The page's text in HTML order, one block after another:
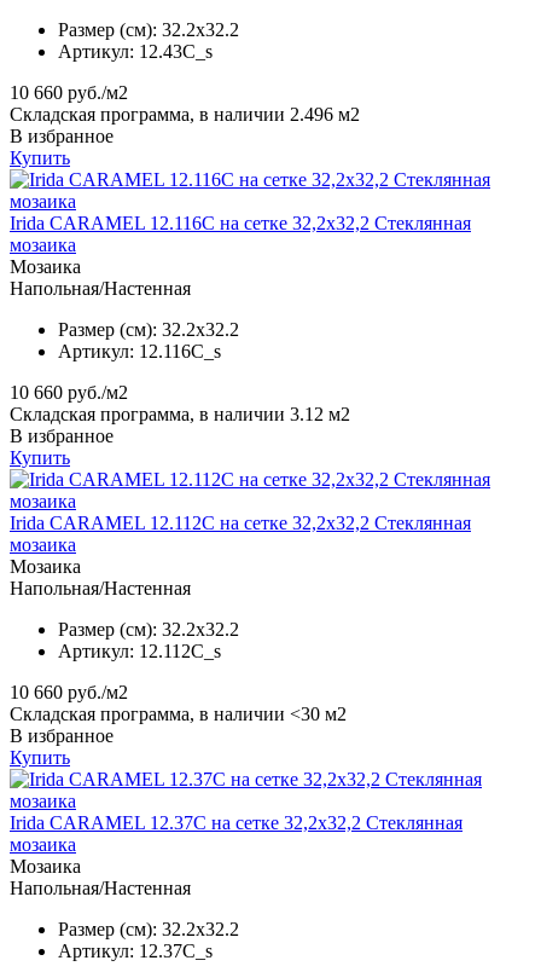
Размер (см): 32.2x32.2
Артикул: 12.43C_s
10 660 руб./м2
Складская программа, в наличии 2.496 м2
В избранное
Купить
Irida CARAMEL 12.116C на сетке 32,2x32,2 Стеклянная
мозаика
Мозаика
Напольная/Настенная
Размер (см): 32.2x32.2
Артикул: 12.116C_s
10 660 руб./м2
Складская программа, в наличии 3.12 м2
В избранное
Купить
Irida CARAMEL 12.112C на сетке 32,2x32,2 Стеклянная
мозаика
Мозаика
Напольная/Настенная
Размер (см): 32.2x32.2
Артикул: 12.112C_s
10 660 руб./м2
Складская программа, в наличии <30 м2
В избранное
Купить
Irida CARAMEL 12.37C на сетке 32,2x32,2 Стеклянная
мозаика
Мозаика
Напольная/Настенная
Размер (см): 32.2x32.2
Артикул: 12.37C_s